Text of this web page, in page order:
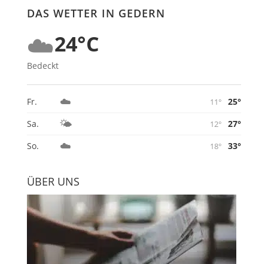
DAS WETTER IN GEDERN
☁️24°C
Bedeckt
Fr. ☁️ 11°
25°
Sa.
🌤️ 12°
27°
So.
☁️ 18° 33°
ÜBER UNS